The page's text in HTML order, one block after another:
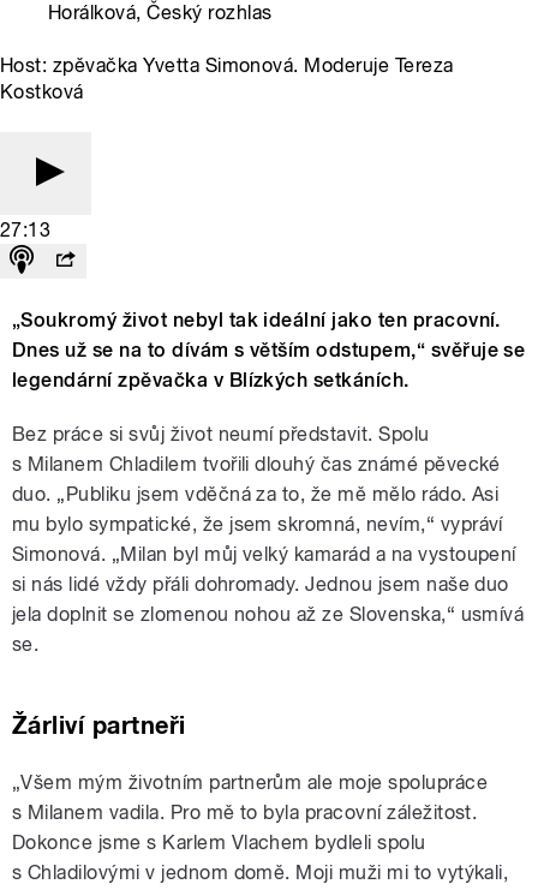
Horálková, Český rozhlas
Host: zpěvačka Yvetta Simonová. Moderuje Tereza
Kostková
27:13
„Soukromý život nebyl tak ideální jako ten pracovní.
Dnes už se na to dívám s větším odstupem,“ svěřuje se
legendární zpěvačka v Blízkých setkáních.
Bez práce si svůj život neumí představit. Spolu
s Milanem Chladilem tvořili dlouhý čas známé pěvecké
duo. „Publiku jsem vděčná za to, že mě mělo rádo. Asi
mu bylo sympatické, že jsem skromná, nevím,“ vypráví
Simonová. „Milan byl můj velký kamarád a na vystoupení
si nás lidé vždy přáli dohromady. Jednou jsem naše duo
jela doplnit se zlomenou nohou až ze Slovenska,“ usmívá
se.
Žárliví partneři
„Všem mým životním partnerům ale moje spolupráce
s Milanem vadila. Pro mě to byla pracovní záležitost.
Dokonce jsme s Karlem Vlachem bydleli spolu
s Chladilovými v jednom domě. Moji muži mi to vytýkali,